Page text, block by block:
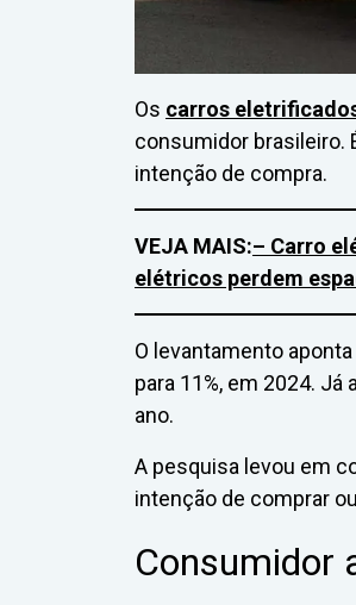
Os carros
consumidor brasileiro.
intenção de compra.
VEJA MAIS:– Carro
elétricos perdem
O levantamento
para 11%, em 2024. Já
ano.
A pesquisa levou em
intenção de comprar
Consumidor